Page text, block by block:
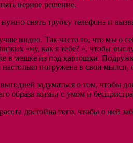
верное решение.
нужно снять трубку телефона и
видно. Так часто то, что мы о
«ну, как я тебе? », чтобы
в мешке из под картошки.
погружена в свои мылси,
задуматься о том, чтобы
образа жизни с умом и
достойна того, чтобы о ней